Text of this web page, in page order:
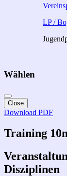
LP /
Wählen
Close
Download PDF
Training
Disziplinen